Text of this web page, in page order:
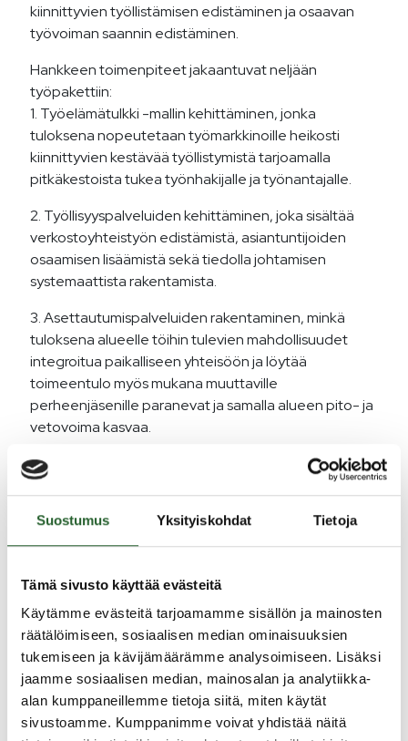
Suostumus Yksityiskohdat Tietoja
Tämä sivusto käyttää evästeitä
Käytämme evästeitä tarjoamamme sisällön ja mainosten
räätälöimiseen, sosiaalisen median ominaisuuksien
tukemiseen ja kävijämäärämme analysoimiseen. Lisäksi
jaamme sosiaalisen median, mainosalan ja analytiikka-
alan kumppaneillemme tietoja siitä, miten käytät
sivustoamme. Kumppanimme voivat yhdistää näitä
kiinnittyvien työllistämisen edistäminen ja osaavan
työvoiman saannin edistäminen.
Hankkeen toimenpiteet jakaantuvat neljään
työpakettiin:
1. Työelämätulkki -mallin kehittäminen, jonka
tuloksena nopeutetaan työmarkkinoille heikosti
kiinnittyvien kestävää työllistymistä tarjoamalla
pitkäkestoista tukea työnhakijalle ja työnantajalle.
2. Työllisyyspalveluiden kehittäminen, joka sisältää
verkostoyhteistyön edistämistä, asiantuntijoiden
osaamisen lisäämistä sekä tiedolla johtamisen
systemaattista rakentamista.
3. Asettautumispalveluiden rakentaminen, minkä
tuloksena alueelle töihin tulevien mahdollisuudet
integroitua paikalliseen yhteisöön ja löytää
toimeentulo myös mukana muuttaville
perheenjäsenille paranevat ja samalla alueen pito- ja
vetovoima kasvaa.
4. Työssäkäyntialueen mahdollisuudet
Puolangan kunta toteuttaa toimenpiteitä
maakuntarajat ylittävää yhteistyötä ja siten
edistetään toimenpiteiden vaikuttavuutta. Hankkeen
osatoteuttajia ovat Puolangan lisäksi Koillis-Suomen
elinkeinojen kehittämisyhtiö Naturpolis Oy, Ksakki ry,
Taivalkosken kunta sekä Pudasjärven kaupunki.
Hankkeen toteutusaika on 1.12.2023–31.12.2025.
Uraohjaaja
Tarja Siira